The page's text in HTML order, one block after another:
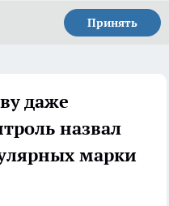
Принять
даже
назвал
марки